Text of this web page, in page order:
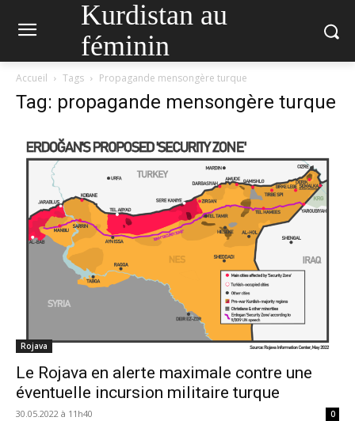
Kurdistan au
féminin
Accueil Tags Propagande mensongère turque
Tag: propagande mensongère turque
Rojava
Le Rojava en alerte maximale contre une
éventuelle incursion militaire turque
30.05.2022 à 11h40 0